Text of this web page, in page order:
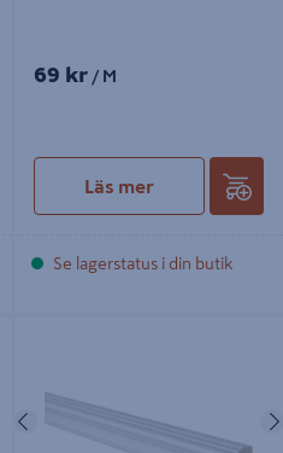
69 kr / M
Läs mer
Se lagerstatus i din butik
Föregående